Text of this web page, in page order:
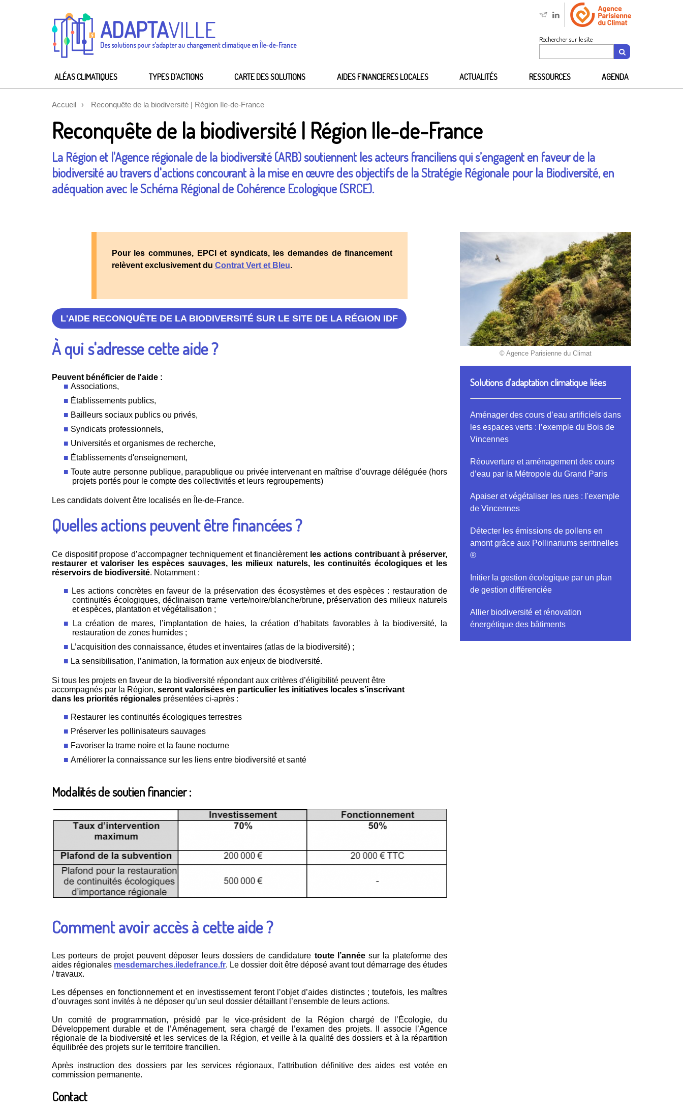
ADAPTAVILLE
Des solutions pour s'adapter au changement climatique en Île-de-France
Rechercher sur le site
ALÉAS CLIMATIQUES TYPES D'ACTIONS CARTE DES SOLUTIONS AIDES FINANCIERES LOCALES ACTUALITÉS RESSOURCES AGENDA
Accueil Reconquête de la biodiversité | Région Ile-de-France
Reconquête de la biodiversité | Région Ile-de-France
La Région et l'Agence régionale de la biodiversité (ARB) soutiennent les acteurs franciliens qui s’engagent en faveur de la
biodiversité au travers d'actions concourant à la mise en œuvre des objectifs de la Stratégie Régionale pour la Biodiversité, en
adéquation avec le Schéma Régional de Cohérence Ecologique (SRCE).
Pour les communes, EPCI et syndicats, les demandes de financement
relèvent exclusivement du Contrat Vert et Bleu.
L'AIDE RECONQUÊTE DE LA BIODIVERSITÉ SUR LE SITE DE LA RÉGION IDF
À qui s'adresse cette aide ?
Peuvent bénéficier de l'aide :
Associations,
Établissements publics,
Bailleurs sociaux publics ou privés,
Syndicats professionnels,
Universités et organismes de recherche,
Établissements d'enseignement,
Toute autre personne publique, parapublique ou privée intervenant en maîtrise d'ouvrage déléguée (hors
projets portés pour le compte des collectivités et leurs regroupements)
Les candidats doivent être localisés en Île-de-France.
Quelles actions peuvent être financées ?
Ce dispositif propose d’accompagner techniquement et financièrement les actions contribuant à préserver,
restaurer et valoriser les espèces sauvages, les milieux naturels, les continuités écologiques et les
réservoirs de biodiversité. Notamment :
Les actions concrètes en faveur de la préservation des écosystèmes et des espèces : restauration de
continuités écologiques, déclinaison trame verte/noire/blanche/brune, préservation des milieux naturels
et espèces, plantation et végétalisation ;
La création de mares, l’implantation de haies, la création d’habitats favorables à la biodiversité, la
restauration de zones humides ;
L’acquisition des connaissance, études et inventaires (atlas de la biodiversité) ;
La sensibilisation, l’animation, la formation aux enjeux de biodiversité.
Si tous les projets en faveur de la biodiversité répondant aux critères d’éligibilité peuvent être
accompagnés par la Région, seront valorisées en particulier les initiatives locales s’inscrivant
dans les priorités régionales présentées ci-après :
Restaurer les continuités écologiques terrestres
Préserver les pollinisateurs sauvages
Favoriser la trame noire et la faune nocturne
Améliorer la connaissance sur les liens entre biodiversité et santé
Modalités de soutien financier :
Comment avoir accès à cette aide ?
Les porteurs de projet peuvent déposer leurs dossiers de candidature toute l’annéesur la plateforme des
aides régionales mesdemarches.iledefrance.fr. Le dossier doit être déposé avant tout démarrage des études
/ travaux.
Les dépenses en fonctionnement et en investissement feront l’objet d’aides distinctes ; toutefois, les maîtres
d’ouvrages sont invités à ne déposer qu’un seul dossier détaillant l’ensemble de leurs actions.
Un comité de programmation, présidé par le vice-président de la Région chargé de l’Écologie, du
Développement durable et de l’Aménagement, sera chargé de l’examen des projets. Il associe l’Agence
régionale de la biodiversité et les services de la Région, et veille à la qualité des dossiers et à la répartition
équilibrée des projets sur le territoire francilien.
Après instruction des dossiers par les services régionaux, l'attribution définitive des aides est votée en
commission permanente.
Contact
© Agence Parisienne du Climat
Solutions d'adaptation climatique liées
Aménager des cours d’eau artificiels dans
les espaces verts : l’exemple du Bois de
Vincennes
Réouverture et aménagement des cours
d’eau par la Métropole du Grand Paris
Apaiser et végétaliser les rues : l'exemple
de Vincennes
Détecter les émissions de pollens en
amont grâce aux Pollinariums sentinelles
®
Initier la gestion écologique par un plan
de gestion différenciée
Allier biodiversité et rénovation
énergétique des bâtiments